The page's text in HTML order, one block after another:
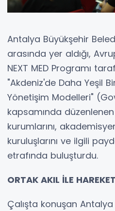
Antalya Büyükşehir
arasında yer aldığı,
NEXT MED Programı
"Akdeniz'de Daha Yeşil
Yönetişim Modelleri"
kapsamında
kurumlarını,
kuruluşlarını ve ilgili
etrafında buluşturdu.
ORTAK AKIL İLE
Çalışta konuşan